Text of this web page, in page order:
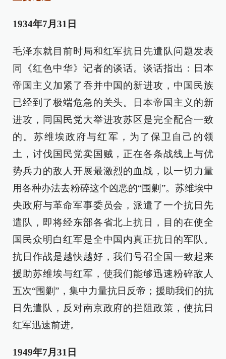
1934年7月31日
毛泽东就目前时局和红军抗日先遣队问题发表
同《红色中华》记者的谈话。谈话指出：日本
帝国主义加紧了吞并中国的新进攻，中国民族
已经到了极端危急的关头。日本帝国主义的新
进攻，同国民党大举进攻苏区是完全配合一致
的。苏维埃政府与红军，为了保卫自己的领
土，讨伐国民党卖国贼，正在各条战线上与优
势兵力的敌人开展最激烈的血战，以一切力量
用各种办法去粉碎这个凶恶的“围剿”。苏维埃中
央政府与革命军事委员会，派遣了一个抗日先
遣队，即将经东部各省北上抗日，目的在使全
国民众明白红军是全中国内真正抗日的军队。
抗日作战是越快越好，我们号召全国一致起来
援助苏维埃与红军，使我们能够迅速粉碎敌人
五次“围剿”，集中力量抗日反帝；援助我们的抗
日先遣队，反对南京政府的拦阻政策，使抗日
红军迅速前进。
1949年7月31日